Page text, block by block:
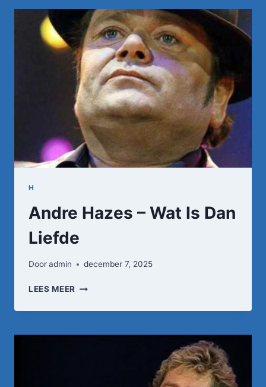
ZAL
JE
OOIT
VERGETEN
H
Andre Hazes – Wat Is Dan
Liefde
Dooradmin december 7, 2025
LEES MEER ANDRE
–
IS